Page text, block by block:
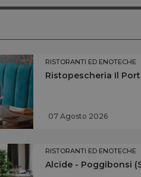
RISTORANTI ED ENOTECHE
Ristopescheria Il
07 Agosto 2026
RISTORANTI ED ENOTECHE
Alcide - Poggibonsi